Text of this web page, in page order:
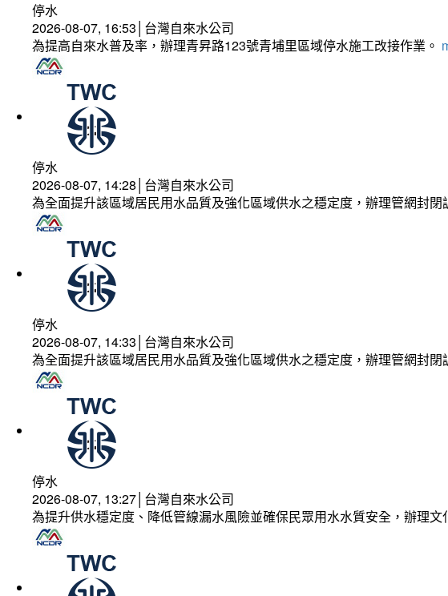
停水
2026-08-07, 16:53│台灣自來水公司
為提高自來水普及率，辦理青昇路123號青埔里區域停水施工改接作業。
停水
2026-08-07, 14:28│台灣自來水公司
為全面提升該區域居民用水品質及強化區域供水之穩定度，辦理管網封閉
停水
2026-08-07, 14:33│台灣自來水公司
為全面提升該區域居民用水品質及強化區域供水之穩定度，辦理管網封閉
停水
2026-08-07, 13:27│台灣自來水公司
為提升供水穩定度、降低管線漏水風險並確保民眾用水水質安全，辦理